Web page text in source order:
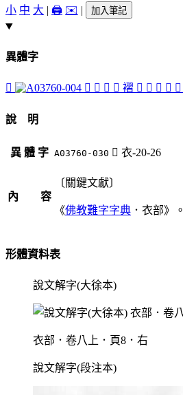
小 中 大 | 🖨️ ✉️ | 加入筆記
異體字
󵚯 󵚨 󵚰 󵚣 󵚱 褶 󵚢 󵚦 󵚩 󵚬 󵚥
說 明
異 體 字 A03760-030 󵚴 衣-20-26
內 容
〔關鍵文獻〕
《佛教難字字典 ．衣部》。
形體資料表
說文解字(大徐本)
衣部．卷八上．頁8．右
說文解字(段注本)